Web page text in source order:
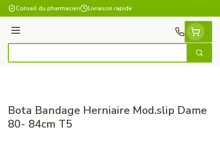
Aller au contenu
Conseil du pharmacien Livraison rapide
Menu
Bota Bandage Herniaire Mod.slip Dame
80- 84cm T5